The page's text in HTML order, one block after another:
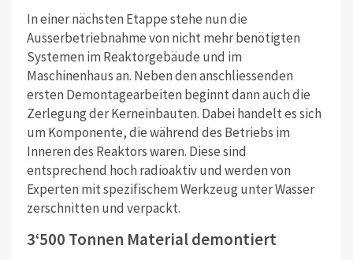
In einer nächsten Etappe stehe nun die
Ausserbetriebnahme von nicht mehr benötigten
Systemen im Reaktorgebäude und im
Maschinenhaus an. Neben den anschliessenden
ersten Demontagearbeiten beginnt dann auch die
Zerlegung der Kerneinbauten. Dabei handelt es sich
um Komponente, die während des Betriebs im
Inneren des Reaktors waren. Diese sind
entsprechend hoch radioaktiv und werden von
Experten mit spezifischem Werkzeug unter Wasser
zerschnitten und verpackt.
3‘500 Tonnen Material demontiert